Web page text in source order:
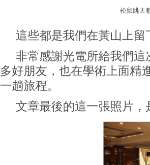
松鼠跳天
這些都是我們在黃山上留
非常感謝光電所給我們
多好朋友，也在學術上面精
一趟旅程。
文章最後的這一張照片